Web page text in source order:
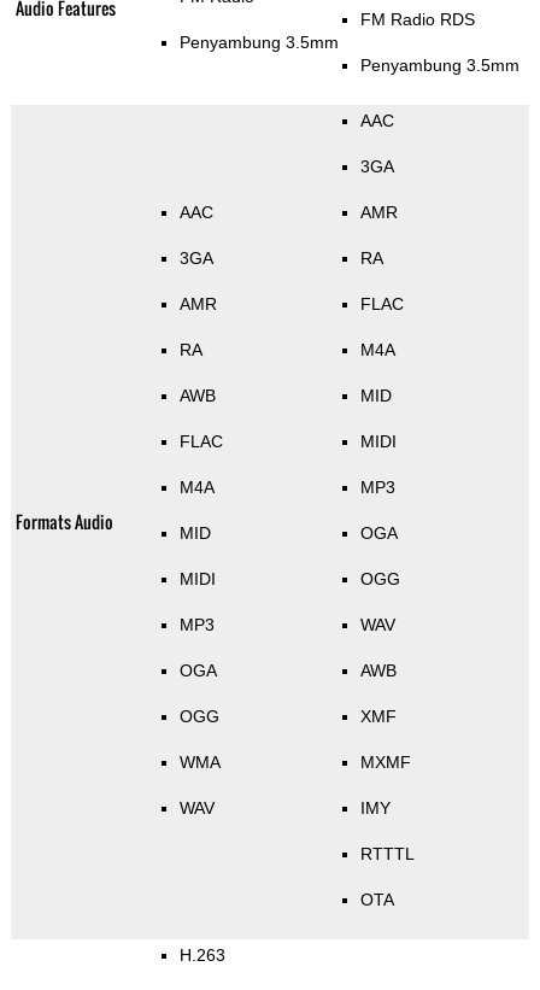
Audio Features
Penyambung 3.5mm
FM Radio RDS
Penyambung 3.5mm
Formats Audio
AAC
3GA
AMR
RA
AWB
FLAC
M4A
MID
MIDI
MP3
OGA
OGG
WMA
WAV
AAC
3GA
AMR
RA
FLAC
M4A
MID
MIDI
MP3
OGA
OGG
WAV
AWB
XMF
MXMF
IMY
RTTTL
OTA
H.263